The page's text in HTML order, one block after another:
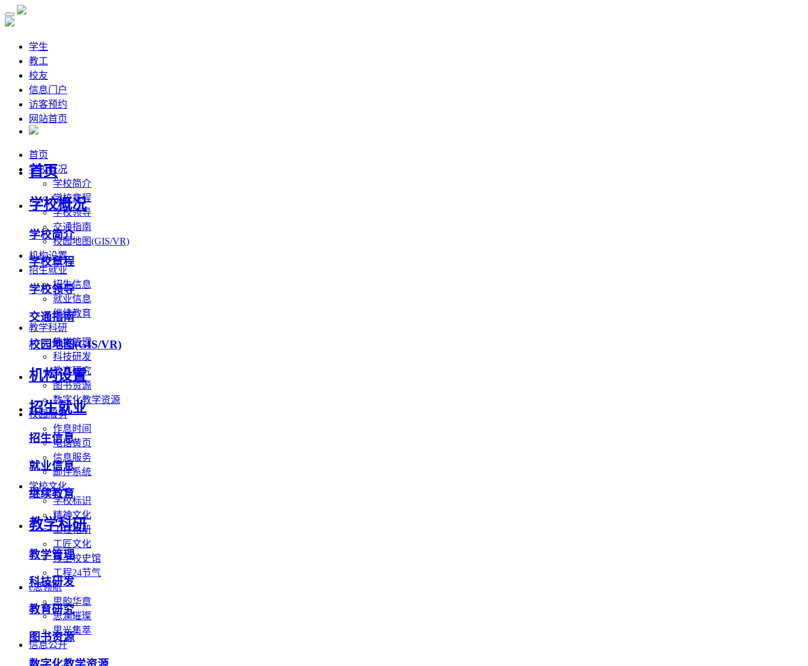
学生
教工
校友
信息门户
访客预约
网站首页
首页
学校概况
学校简介
学校章程
学校领导
交通指南
校园地图(GIS/VR)
机构设置
招生就业
招生信息
就业信息
继续教育
教学科研
教学管理
科技研发
教育研究
图书资源
数字化教学资源
校园服务
作息时间
电话黄页
信息服务
邮件系统
学校文化
学校标识
精神文化
工程相册
工匠文化
线上校史馆
工程24节气
e思领航
思韵华章
思澜璀璨
思光集萃
信息公开
首页
学校概况
学校简介
学校章程
学校领导
交通指南
校园地图(GIS/VR)
机构设置
招生就业
招生信息
就业信息
继续教育
教学科研
教学管理
科技研发
教育研究
图书资源